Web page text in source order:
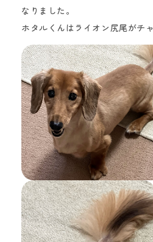
なりました。
ホタルくんはライオン尻尾がチ